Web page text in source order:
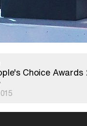
Choice Awards